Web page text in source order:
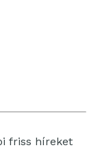
friss híreket